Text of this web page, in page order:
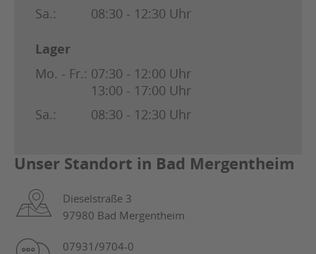
Sa.:
08:30 - 12:30 Uhr
Lager
Mo. - Fr.: 07:30 - 12:00 Uhr
13:00 - 17:00 Uhr
Sa.:
08:30 - 12:30 Uhr
Unser Standort in Bad Mergentheim
Dieselstraße 3
97980 Bad Mergentheim
07931/9704-0